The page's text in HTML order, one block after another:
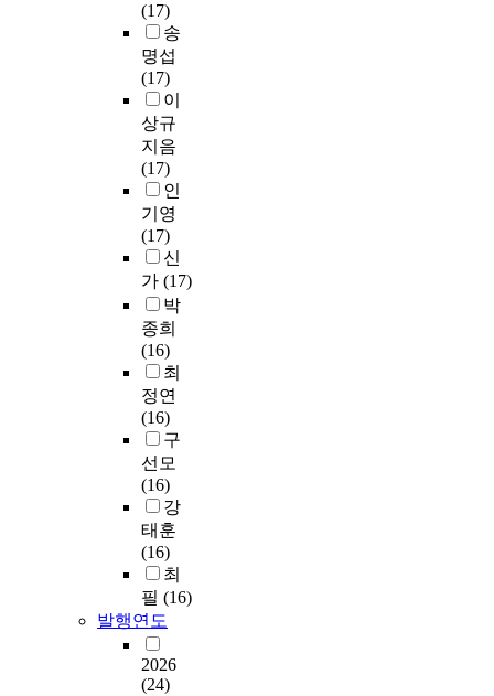
(17)
송
명섭
(17)
이
상규
지음
(17)
인
기영
(17)
신
가 (17)
박
종희
(16)
최
정연
(16)
구
선모
(16)
강
태훈
(16)
최
필 (16)
발행연도
2026
(24)